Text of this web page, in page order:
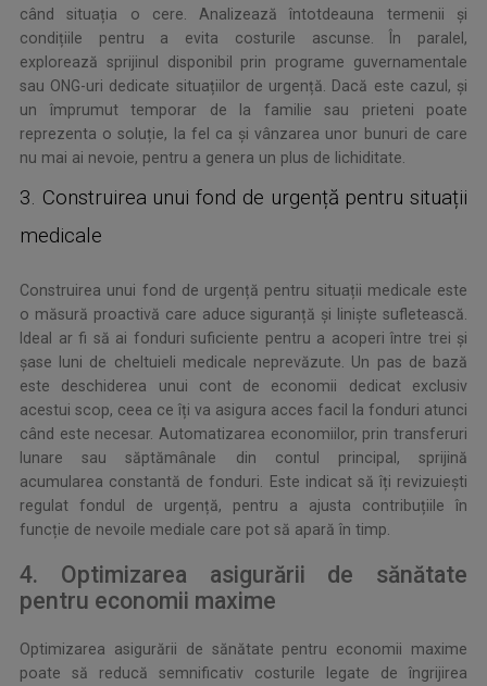
când situația o cere. Analizează întotdeauna termenii și
condițiile pentru a evita costurile ascunse. În paralel,
explorează sprijinul disponibil prin programe guvernamentale
sau ONG-uri dedicate situațiilor de urgență. Dacă este cazul, și
un împrumut temporar de la familie sau prieteni poate
reprezenta o soluție, la fel ca și vânzarea unor bunuri de care
nu mai ai nevoie, pentru a genera un plus de lichiditate.
3. Construirea unui fond de urgență pentru situații
medicale
Construirea unui fond de urgență pentru situații medicale este
o măsură proactivă care aduce siguranță și liniște sufletească.
Ideal ar fi să ai fonduri suficiente pentru a acoperi între trei și
șase luni de cheltuieli medicale neprevăzute. Un pas de bază
este deschiderea unui cont de economii dedicat exclusiv
acestui scop, ceea ce îți va asigura acces facil la fonduri atunci
când este necesar. Automatizarea economiilor, prin transferuri
lunare sau săptămânale din contul principal, sprijină
acumularea constantă de fonduri. Este indicat să îți revizuiești
regulat fondul de urgență, pentru a ajusta contribuțiile în
funcție de nevoile mediale care pot să apară în timp.
4. Optimizarea asigurării de sănătate
pentru economii maxime
Optimizarea asigurării de sănătate pentru economii maxime
poate să reducă semnificativ costurile legate de îngrijirea